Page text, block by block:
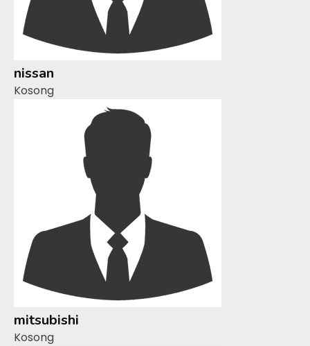
nissan
Kosong
mitsubishi
Kosong